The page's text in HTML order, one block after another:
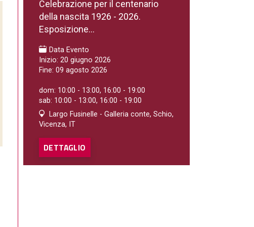
DETTAGLIO
Celebrazione per il centenario
della nascita 1926 - 2026.
Esposizione...
Data Evento
Inizio: 20 giugno 2026
Fine: 09 agosto 2026
dom: 10:00 - 13:00, 16:00 - 19:00
sab: 10:00 - 13:00, 16:00 - 19:00
Largo Fusinelle - Galleria conte, Schio,
Vicenza, IT
DETTAGLIO